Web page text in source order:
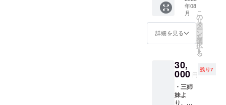
リンク
チケッ
ト2枚
(チ
ケット
有効期
2023年
8月～
2024年
1月） ※
ドリン
年08
月
詳細を見る
こ
の
リ
タ
ー
ン
を
選
択
す
る
30,
000 円
残り7
・三姉
妹よ
り、感